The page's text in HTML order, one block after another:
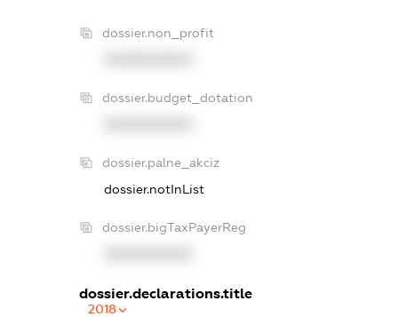
dossier.non_profit
dossier.budget_dotation
dossier.palne_akciz
dossier.notInList
dossier.bigTaxPayerReg
dossier.declarations.title
2018